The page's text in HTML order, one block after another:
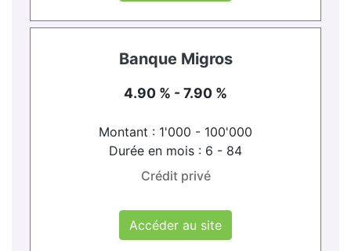
Banque Migros
4.90 % - 7.90 %
Montant : 1'000 - 100'000
Durée en mois : 6 - 84
Crédit privé
Accéder au site